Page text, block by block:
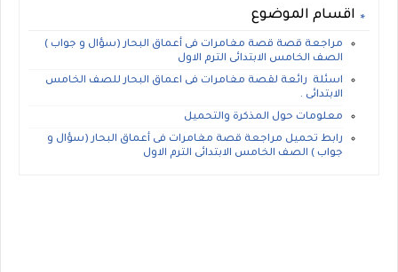
اقسام الموضوع
مراجعة قصة قصة مغامرات فى أعماق البحار (سؤال و جواب )
الصف الخامس الابتدائى الترم الاول
اسئلة رائعة لقصة مغامرات فى اعماق البحار للصف الخامس
الابتدائى .
معلومات حول المذكرة والتحميل
رابط تحميل مراجعة قصة مغامرات فى أعماق البحار (سؤال و
جواب ) الصف الخامس الابتدائى الترم الاول